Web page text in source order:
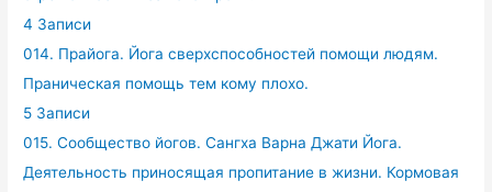
4 Записи
014. Прайога. Йога сверхспособностей помощи людям.
Праническая помощь тем кому плохо.
5 Записи
015. Сообщество йогов. Сангха Варна Джати Йога.
Деятельность приносящая пропитание в жизни. Кормовая